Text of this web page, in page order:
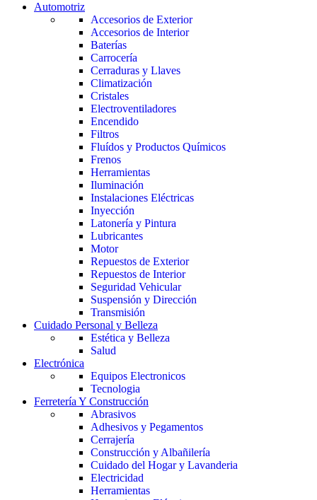
Automotriz
Accesorios de Exterior
Accesorios de Interior
Baterías
Carrocería
Cerraduras y Llaves
Climatización
Cristales
Electroventiladores
Encendido
Filtros
Fluídos y Productos Químicos
Frenos
Herramientas
Iluminación
Instalaciones Eléctricas
Inyección
Latonería y Pintura
Lubricantes
Motor
Repuestos de Exterior
Repuestos de Interior
Seguridad Vehicular
Suspensión y Dirección
Transmisión
Cuidado Personal y Belleza
Estética y Belleza
Salud
Electrónica
Equipos Electronicos
Tecnologia
Ferretería Y Construcción
Abrasivos
Adhesivos y Pegamentos
Cerrajería
Construcción y Albañilería
Cuidado del Hogar y Lavanderia
Electricidad
Herramientas